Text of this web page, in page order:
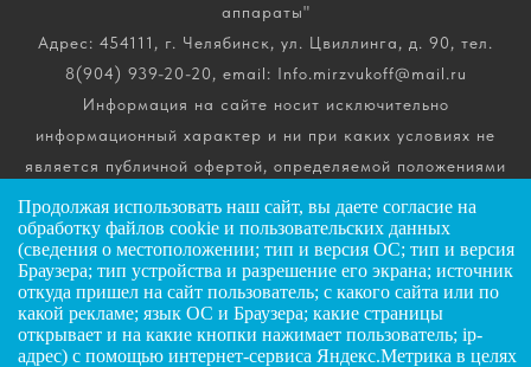
Продолжая использовать наш сайт, вы даете согласие на
обработку файлов cookie и пользовательских данных
(сведения о местоположении; тип и версия ОС; тип и версия
Браузера; тип устройства и разрешение его экрана; источник
откуда пришел на сайт пользователь; с какого сайта или по
какой рекламе; язык ОС и Браузера; какие страницы
открывает и на какие кнопки нажимает пользователь; ip-
адрес) с помощью интернет-сервиса Яндекс.Метрика в целях
аппараты"
Адрес: 454111, г. Челябинск, ул. Цвиллинга, д. 90, тел.
8(904) 939-20-20, email: Info.mirzvukoff@mail.ru
Информация на сайте носит исключительно
информационный характер и ни при каких условиях не
является публичной офертой, определяемой положениями
ч. 2 ст. 437 Гражданского кодекса РФ. Получить
подробную информацию о стоимости, комплектации и
сроках выполнения услуг вы можете по телефону горячей
линии.
ИП Андриянов Анатолий Николаевич